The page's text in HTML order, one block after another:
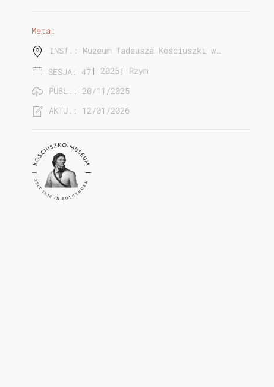
Meta:
INST.: Muzeum Tadeusza Kościuszki w…
SESJA: 47| 2025| Rzym
PUBL.: 20/11/2025
AKTU.: 12/01/2026